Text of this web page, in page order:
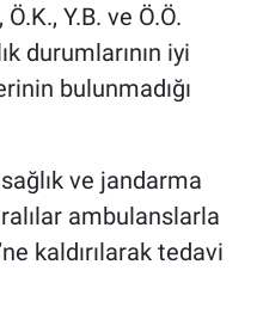
Y.B. ve Ö.Ö.
durumlarının iyi
bulunmadığı
ve jandarma
ambulanslarla
kaldırılarak tedavi